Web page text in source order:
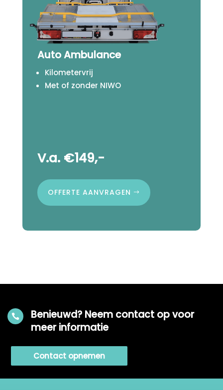
Auto Ambulance
Kilometervrij
Met of zonder NIWO
V.a. €149,-
OFFERTE AANVRAGEN

Benieuwd? Neem contact op voor
meer informatie
Contact opnemen